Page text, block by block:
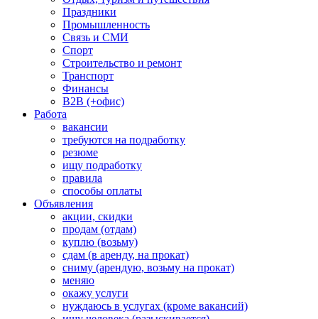
Праздники
Промышленность
Связь и СМИ
Спорт
Строительство и ремонт
Транспорт
Финансы
B2B (+офис)
Работа
вакансии
требуются на подработку
резюме
ищу подработку
правила
способы оплаты
Объявления
акции, скидки
продам (отдам)
куплю (возьму)
сдам (в аренду, на прокат)
сниму (арендую, возьму на прокат)
меняю
окажу услуги
нуждаюсь в услугах (кроме вакансий)